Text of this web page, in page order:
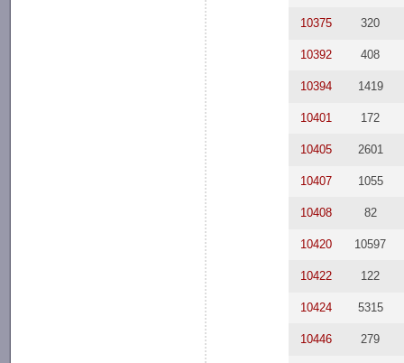
10375 320
10392 408
10394 1419
10401 172
10405 2601
10407 1055
10408 82
10420 10597
10422 122
10424 5315
10446 279